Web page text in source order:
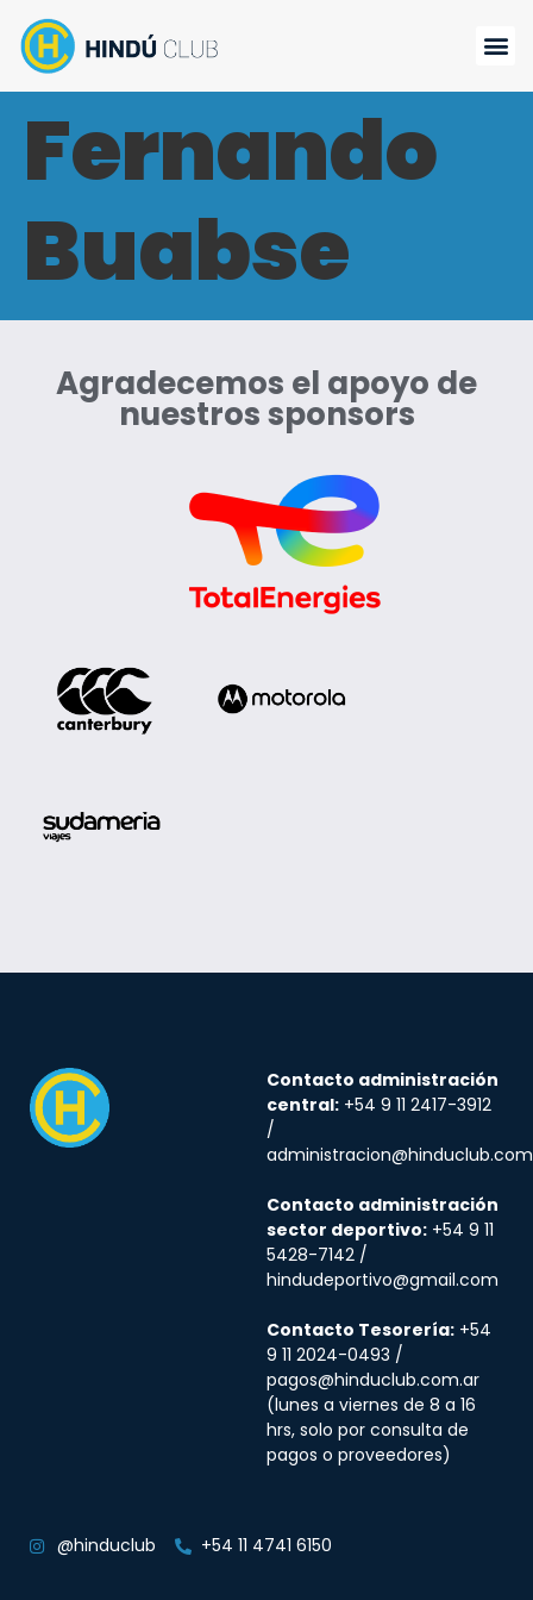
Fernando
Buabse
Agradecemos el apoyo de
nuestros sponsors
Contacto administración
central: +54 9 11 2417-3912
/
Contacto administración
sector deportivo: +54 9 11
5428-7142 /
hindudeportivo@gmail.com
Contacto Tesorería: +54
9 11 2024-0493 /
pagos@hinduclub.com.ar
(lunes a viernes de 8 a 16
hrs, solo por consulta de
pagos o proveedores)
@hinduclub +54 11 4741 6150